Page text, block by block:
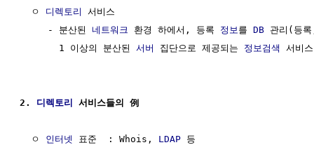
  ㅇ
디렉토리
서비스
     - 분산된
네트워크 환경 하에서, 등록 정보 를 DB 관리(등
       1 이상의 분산된
서버 집단으로 제공되는 정보검색 서비스
2. 디렉토리 서비스들의 例
  ㅇ
인터넷 표준  : Whois, LDAP 등